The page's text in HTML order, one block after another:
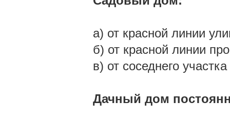
а) от красной линии
б) от красной линии
в) от соседнего
Дачный дом